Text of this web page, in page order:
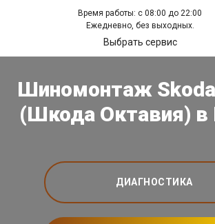
Время работы: с 08:00 до 22:00
Ежедневно, без выходных.
Выбрать сервис
Шиномонтаж
(Шкода Октавия)
ДИАГНОСТИКА